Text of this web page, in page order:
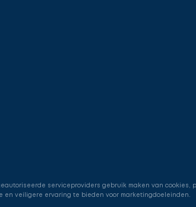
serviceproviders gebruik maken van cookies,
en veiligere ervaring te bieden voor marketingdoeleinden.